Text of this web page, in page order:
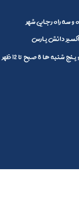
راه رجایی شهر
دانش پارس